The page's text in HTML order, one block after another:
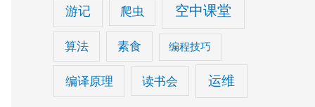
tables.getString("Table_NAME"), null);
游记 爬虫 空中课堂
算法 素食 编程技巧
编译原理 读书会 运维